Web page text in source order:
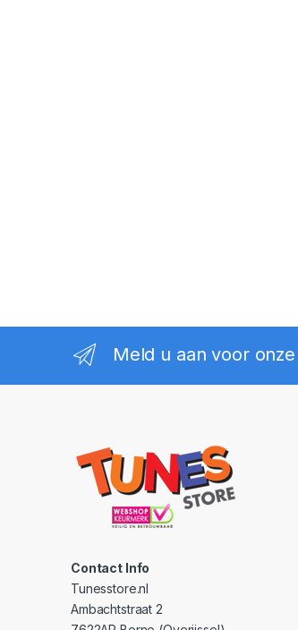
Meld u aan voor
Contact Info
Tunesstore.nl
Ambachtstraat 2